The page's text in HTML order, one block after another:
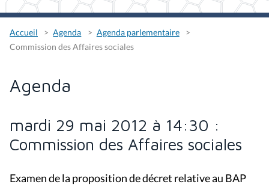
Accueil Agenda
Agenda parlementaire
Commission des Affaires sociales
Agenda
mardi 29 mai 2012 à 14:30 :
Commission des Affaires sociales
Examen de la proposition de décret relative au BAP